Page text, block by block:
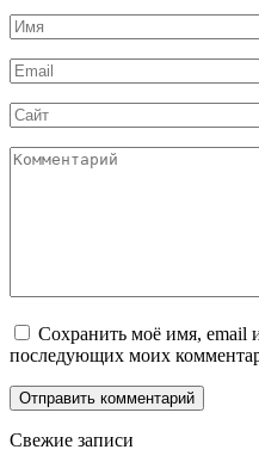
Имя
*
Email
*
Сайт
Комментарий
Сохранить моё имя, email
последующих моих
Свежие записи